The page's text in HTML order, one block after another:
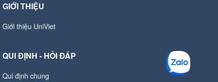
GIỚI THIỆU
Giới thiệu UniViet
QUI ĐỊNH - HỎI ĐÁP
Qui định chung